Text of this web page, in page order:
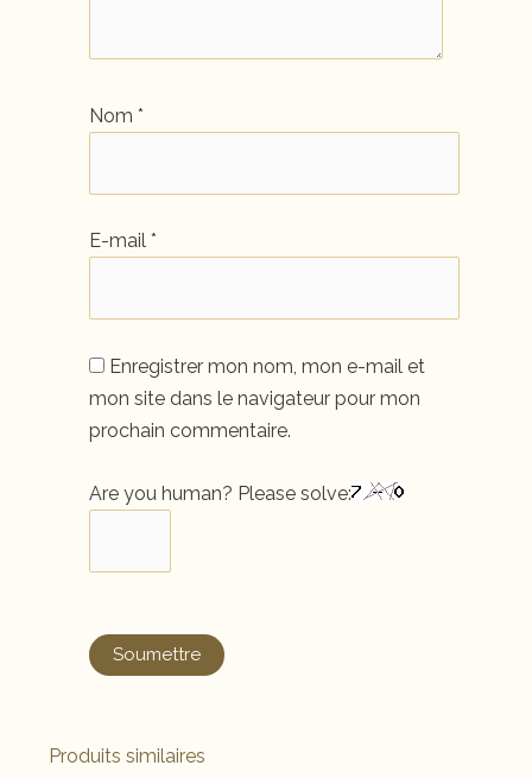
Nom *
E-mail *
Enregistrer mon nom, mon e-mail et
mon site dans le navigateur pour mon
prochain commentaire.
Are you human? Please solve:
Produits similaires